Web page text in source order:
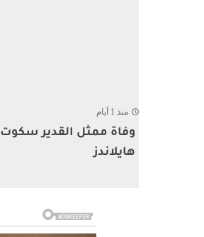
منذ 1 أيام
وفاة ممثل القدير سكوت
هايلاندز